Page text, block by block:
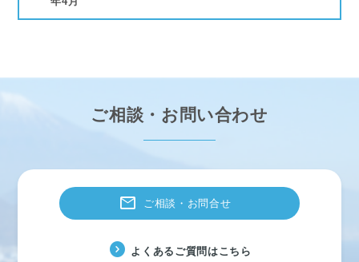
ご相談・お問い合わせ
mail ご相談・お問合せ
expand_circle_right よくあるご質問はこちら